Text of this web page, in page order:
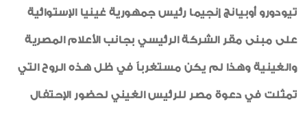
تيودورو أوبيانج إنجيما رئيس جمهورية غينيا الإستوائية
على مبنى مقر الشركة الرئيسي بجانب الأعلام المصرية
والغينية وهذا لم يكن مستغرباً في ظل هذه الروح التي
تمثلت في دعوة مصر للرئيس الغيني لحضور الإحتفال